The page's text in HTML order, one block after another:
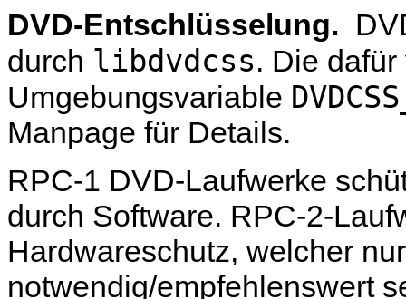
DVD-Entschlüsselung.
durch libdvdcss. Die
Umgebungsvariable
Manpage für Details.
RPC-1 DVD-Laufwerke
durch Software. RPC-2-
Hardwareschutz, welcher
notwendig/empfehlenswert